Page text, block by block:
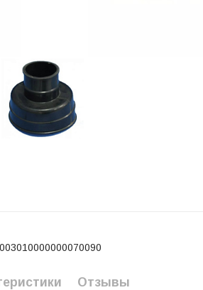
Отзывы